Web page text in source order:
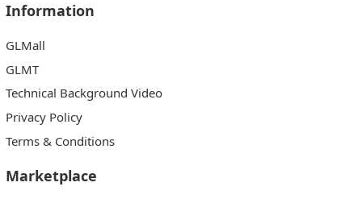
Information
GLMall
GLMT
Technical Background Video
Privacy Policy
Terms & Conditions
Marketplace